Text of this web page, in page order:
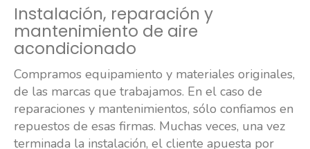
Instalación, reparación y
mantenimiento de aire
acondicionado
Compramos equipamiento y materiales originales,
de las marcas que trabajamos. En el caso de
reparaciones y mantenimientos, sólo confiamos en
repuestos de esas firmas. Muchas veces, una vez
terminada la instalación, el cliente apuesta por